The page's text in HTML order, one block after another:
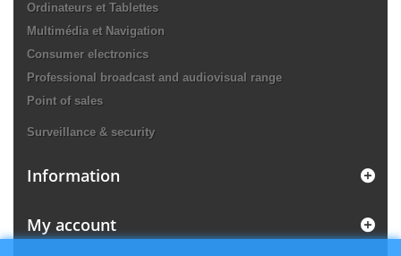
Ordinateurs et Tablettes
Multimédia et Navigation
Consumer electronics
Professional broadcast and audiovisual range
Point of sales
Surveillance & security
Information
My account